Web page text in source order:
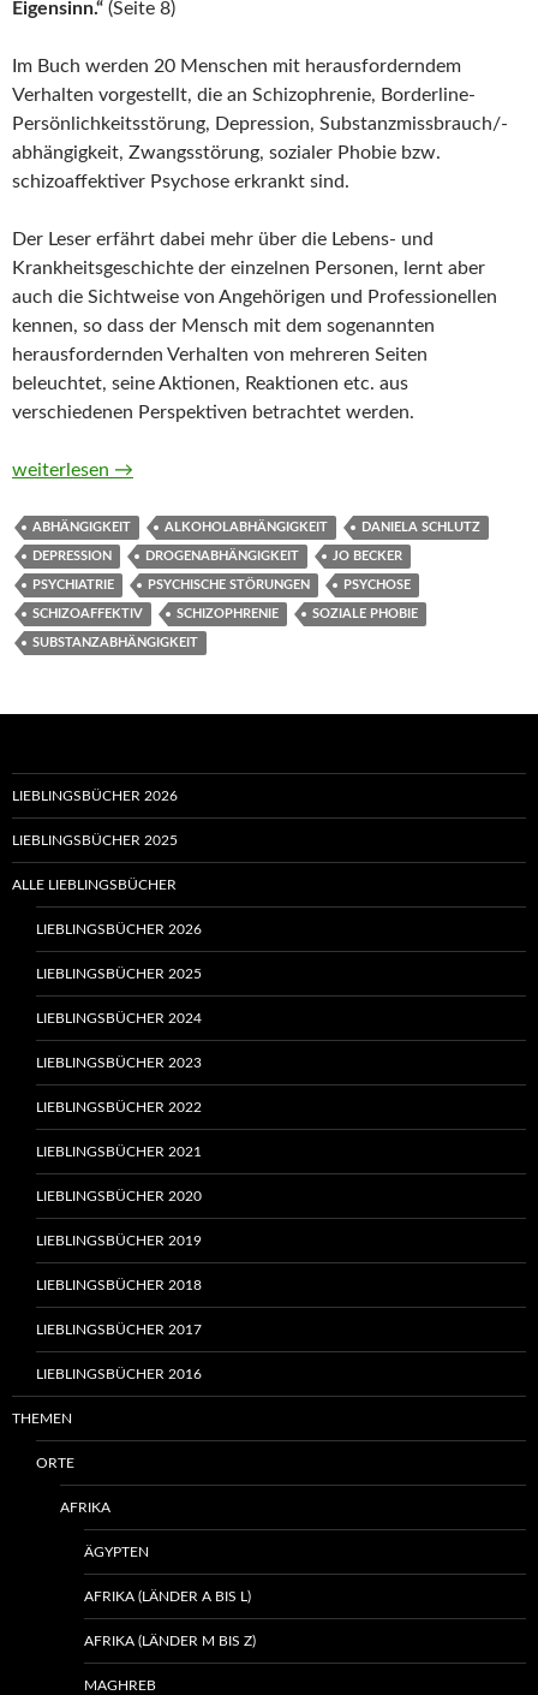
Eigensinn.“ (Seite 8)
Im Buch werden 20 Menschen mit herausforderndem
Verhalten vorgestellt, die an Schizophrenie, Borderline-
Persönlichkeitsstörung, Depression, Substanzmissbrauch/-
abhängigkeit, Zwangsstörung, sozialer Phobie bzw.
schizoaffektiver Psychose erkrankt sind.
Der Leser erfährt dabei mehr über die Lebens- und
Krankheitsgeschichte der einzelnen Personen, lernt aber
auch die Sichtweise von Angehörigen und Professionellen
kennen, so dass der Mensch mit dem sogenannten
herausfordernden Verhalten von mehreren Seiten
beleuchtet, seine Aktionen, Reaktionen etc. aus
verschiedenen Perspektiven betrachtet werden.
Experten für Eigensinn von Jo Becker und Daniela Schlutz
weiterlesen →
ABHÄNGIGKEIT ALKOHOLABHÄNGIGKEIT DANIELA SCHLUTZ
DEPRESSION DROGENABHÄNGIGKEIT JO BECKER
PSYCHIATRIE PSYCHISCHE STÖRUNGEN PSYCHOSE
SCHIZOAFFEKTIV SCHIZOPHRENIE SOZIALE PHOBIE
SUBSTANZABHÄNGIGKEIT
LIEBLINGSBÜCHER 2026
LIEBLINGSBÜCHER 2025
ALLE LIEBLINGSBÜCHER
LIEBLINGSBÜCHER 2026
LIEBLINGSBÜCHER 2025
LIEBLINGSBÜCHER 2024
LIEBLINGSBÜCHER 2023
LIEBLINGSBÜCHER 2022
LIEBLINGSBÜCHER 2021
LIEBLINGSBÜCHER 2020
LIEBLINGSBÜCHER 2019
LIEBLINGSBÜCHER 2018
LIEBLINGSBÜCHER 2017
LIEBLINGSBÜCHER 2016
THEMEN
ORTE
AFRIKA
ÄGYPTEN
AFRIKA (LÄNDER A BIS L)
AFRIKA (LÄNDER M BIS Z)
MAGHREB